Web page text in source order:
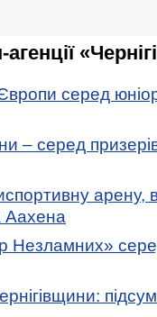
серед
– серед
арену,
Аахена
Незламних»